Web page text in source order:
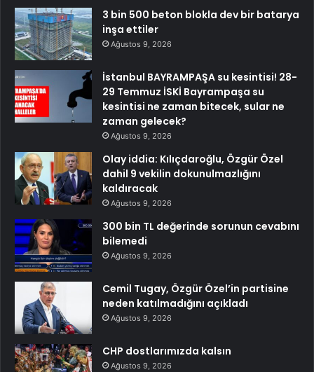
3 bin 500 beton blokla dev bir batarya
inşa ettiler
Ağustos 9, 2026
İstanbul BAYRAMPAŞA su kesintisi! 28-
29 Temmuz İSKİ Bayrampaşa su
kesintisi ne zaman bitecek, sular ne
zaman gelecek?
Ağustos 9, 2026
Olay iddia: Kılıçdaroğlu, Özgür Özel
dahil 9 vekilin dokunulmazlığını
kaldıracak
Ağustos 9, 2026
300 bin TL değerinde sorunun cevabını
bilemedi
Ağustos 9, 2026
Cemil Tugay, Özgür Özel’in partisine
neden katılmadığını açıkladı
Ağustos 9, 2026
CHP dostlarımızda kalsın
Ağustos 9, 2026